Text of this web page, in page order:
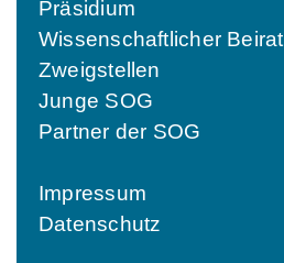
Präsidium
Wissenschaftlicher Beirat
Zweigstellen
Junge SOG
Partner der SOG
Impressum
Datenschutz